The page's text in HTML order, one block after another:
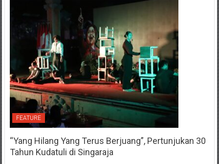
FEATURE
“Yang Hilang Yang Terus Berjuang”, Pertunjukan 30
Tahun Kudatuli di Singaraja